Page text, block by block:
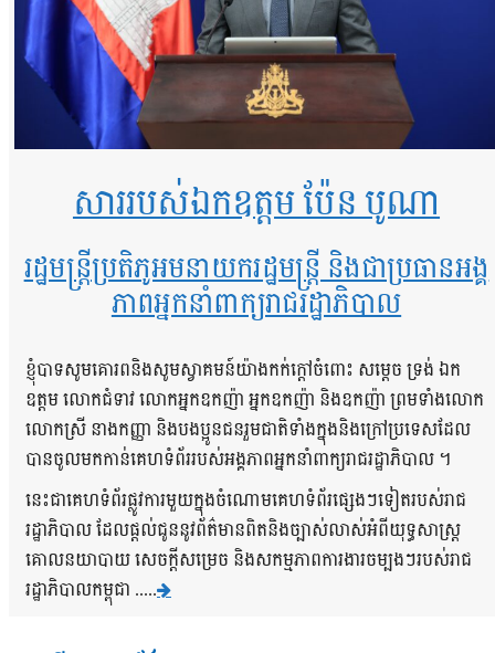
សាររបស់ឯកឧត្តម ប៉ែន បូណា
រដ្ឋមន្ត្រីប្រតិភូអមនាយករដ្ឋមន្ត្រី និងជាប្រធានអង្គ
ភាពអ្នកនាំពាក្យរាជរដ្ឋាភិបាល
ខ្ញុំបាទសូមគោរពនិងសូមស្វាគមន៍យ៉ាងកក់ក្តៅចំពោះ សម្តេច ទ្រង់ ឯក
ឧត្តម លោកជំទាវ លោកអ្នកឧកញ៉ា អ្នកឧកញ៉ា និងឧកញ៉ា ព្រមទាំងលោក
លោកស្រី នាងកញ្ញា និងបងប្អូនជនរួមជាតិទាំងក្នុងនិងក្រៅប្រទេសដែល
បានចូលមកកាន់គេហទំព័ររបស់អង្គភាពអ្នកនាំពាក្យរាជរដ្ឋាភិបាល ។
នេះជាគេហទំព័រផ្លូវការមួយក្នុងចំណោមគេហទំព័រផ្សេងៗទៀតរបស់រាជ
រដ្ឋាភិបាល ដែលផ្តល់ជូននូវព័ត៌មានពិតនិងច្បាស់លាស់អំពីយុទ្ធសាស្រ្ត
គោលនយាបាយ សេចក្តីសម្រេច និងសកម្មភាពការងារចម្បងៗរបស់រាជ
រដ្ឋាភិបាលកម្ពុជា .....